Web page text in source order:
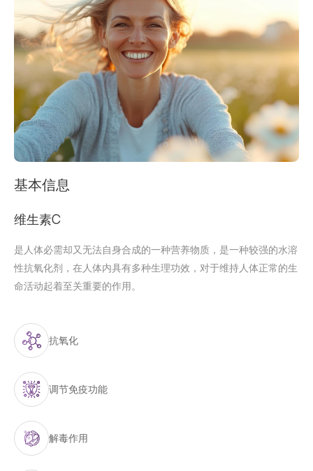
基本信息
维生素C
是人体必需却又无法自身合成的一种营养物质，是一种较强的水溶
性抗氧化剂，在人体内具有多种生理功效，对于维持人体正常的生
命活动起着至关重要的作用。
抗氧化
调节免疫功能
解毒作用